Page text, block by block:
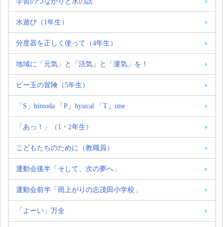
水遊び（1年生）
分度器を正しく使って（4年生）
地域に「元気」と「活気」と「運気」を！
ビー玉の冒険（5年生）
「S」himoda 「P」hysical 「T」ime
「あっ！」（1・2年生）
こどもたちのために（教職員）
運動会後半「そして、次の夢へ」
運動会前半「雨上がりの志茂田小学校」
「よーい」万全